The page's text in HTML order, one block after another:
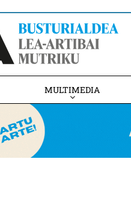
MULTIMEDIA